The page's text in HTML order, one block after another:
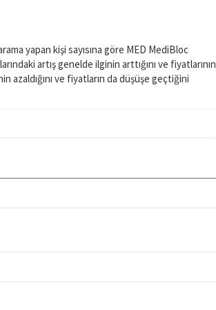
yapan kişi sayısına göre MED MediBloc
artış genelde ilginin arttığını ve fiyatlarının
azaldığını ve fiyatların da düşüşe geçtiğini